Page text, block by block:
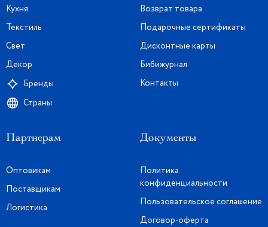
Кухня
Текстиль
Свет
Декор
Бренды
Страны
Возврат товара
Подарочные сертификаты
Дисконтные карты
Бибижурнал
Контакты
Партнерам
Оптовикам
Поставщикам
Логистика
Документы
Политика
конфиденциальности
Пользовательское соглашение
Договор-оферта